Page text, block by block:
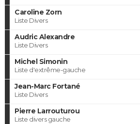
Caroline Zorn
Liste Divers
Audric Alexandre
Liste Divers
Michel Simonin
Liste d'extrême-gauche
Jean-Marc Fortané
Liste Divers
Pierre Larrouturou
Liste divers gauche